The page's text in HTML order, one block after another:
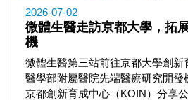
2026-07-02
微體生醫走訪京都大學，拓
機
微體生醫第三站前往京都大學創新
醫學部附屬醫院先端醫療研究開發
京都創新育成中心（KOIN）分享